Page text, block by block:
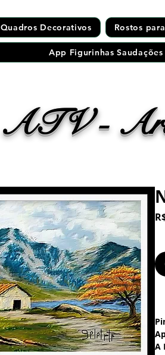
Quadros Decorativos Rostos
App Figurinhas Saudações
ATV -
A